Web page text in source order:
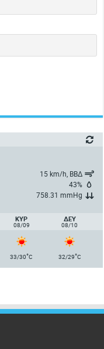
15 km/h, ΒΒΔ
43%
758.31 mmHg
ΚΥΡ
08/09
ΔΕΥ
08/10
33/30°C 32/29°C